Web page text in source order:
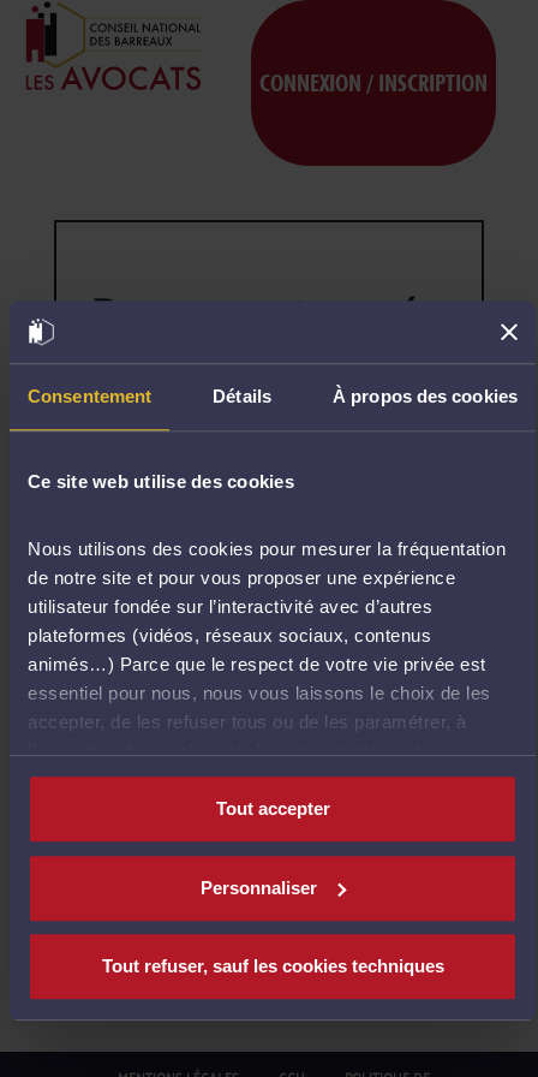
Consentement Détails À propos des cookies
Ce site web utilise des cookies
Nous utilisons des cookies pour mesurer la fréquentation
de notre site et pour vous proposer une expérience
utilisateur fondée sur l’interactivité avec d’autres
plateformes (vidéos, réseaux sociaux, contenus
animés…) Parce que le respect de votre vie privée est
essentiel pour nous, nous vous laissons le choix de les
accepter, de les refuser tous ou de les paramétrer, à
l’exception des cookies techniques strictement
nécessaires au fonctionnement du site.
Tout accepter
Personnaliser
Tout refuser, sauf les cookies techniques
CONNEXION / INSCRIPTION
Page non trouvée
la
page
pas.
E
T
O
U
R
À
L
'
C
I